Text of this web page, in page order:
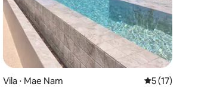
média de 5, 60 avaliações
Vila ⋅ Mae Nam 5 de uma
5 (17)